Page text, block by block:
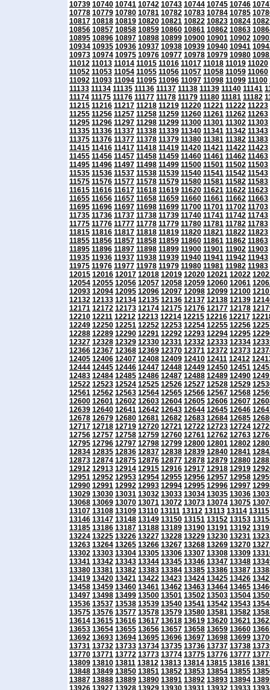
10739 10740 10741 10742 10743 10744 10745 10746
10778 10779 10780 10781 10782 10783 10784 10785
10817 10818 10819 10820 10821 10822 10823 10824
10856 10857 10858 10859 10860 10861 10862 10863
10895 10896 10897 10898 10899 10900 10901 10902
10934 10935 10936 10937 10938 10939 10940 10941
10973 10974 10975 10976 10977 10978 10979 10980
11012 11013 11014 11015 11016 11017 11018 11019 11020
11052 11053 11054 11055 11056 11057 11058 11059 11060
11092 11093 11094 11095 11096 11097 11098 11099 11100
11133 11134 11135 11136 11137 11138 11139 11140 11141
11174 11175 11176 11177 11178 11179 11180 11181 11182
11215 11216 11217 11218 11219 11220 11221 11222 11223
11255 11256 11257 11258 11259 11260 11261 11262 11263
11295 11296 11297 11298 11299 11300 11301 11302 11303
11335 11336 11337 11338 11339 11340 11341 11342 11343
11375 11376 11377 11378 11379 11380 11381 11382 11383
11415 11416 11417 11418 11419 11420 11421 11422 11423
11455 11456 11457 11458 11459 11460 11461 11462 11463
11495 11496 11497 11498 11499 11500 11501 11502 11503
11535 11536 11537 11538 11539 11540 11541 11542 11543
11575 11576 11577 11578 11579 11580 11581 11582 11583
11615 11616 11617 11618 11619 11620 11621 11622 11623
11655 11656 11657 11658 11659 11660 11661 11662 11663
11695 11696 11697 11698 11699 11700 11701 11702 11703
11735 11736 11737 11738 11739 11740 11741 11742 11743
11775 11776 11777 11778 11779 11780 11781 11782 11783
11815 11816 11817 11818 11819 11820 11821 11822 11823
11855 11856 11857 11858 11859 11860 11861 11862 11863
11895 11896 11897 11898 11899 11900 11901 11902 11903
11935 11936 11937 11938 11939 11940 11941 11942 11943
11975 11976 11977 11978 11979 11980 11981 11982 11983
12015 12016 12017 12018 12019 12020 12021 12022
12054 12055 12056 12057 12058 12059 12060 12061
12093 12094 12095 12096 12097 12098 12099 12100
12132 12133 12134 12135 12136 12137 12138 12139
12171 12172 12173 12174 12175 12176 12177 12178
12210 12211 12212 12213 12214 12215 12216 12217
12249 12250 12251 12252 12253 12254 12255 12256
12288 12289 12290 12291 12292 12293 12294 12295
12327 12328 12329 12330 12331 12332 12333 12334
12366 12367 12368 12369 12370 12371 12372 12373
12405 12406 12407 12408 12409 12410 12411 12412
12444 12445 12446 12447 12448 12449 12450 12451
12483 12484 12485 12486 12487 12488 12489 12490
12522 12523 12524 12525 12526 12527 12528 12529
12561 12562 12563 12564 12565 12566 12567 12568
12600 12601 12602 12603 12604 12605 12606 12607
12639 12640 12641 12642 12643 12644 12645 12646
12678 12679 12680 12681 12682 12683 12684 12685
12717 12718 12719 12720 12721 12722 12723 12724
12756 12757 12758 12759 12760 12761 12762 12763
12795 12796 12797 12798 12799 12800 12801 12802
12834 12835 12836 12837 12838 12839 12840 12841
12873 12874 12875 12876 12877 12878 12879 12880
12912 12913 12914 12915 12916 12917 12918 12919
12951 12952 12953 12954 12955 12956 12957 12958
12990 12991 12992 12993 12994 12995 12996 12997
13029 13030 13031 13032 13033 13034 13035 13036
13068 13069 13070 13071 13072 13073 13074 13075
13107 13108 13109 13110 13111 13112 13113 13114 13115
13146 13147 13148 13149 13150 13151 13152 13153
13185 13186 13187 13188 13189 13190 13191 13192
13224 13225 13226 13227 13228 13229 13230 13231
13263 13264 13265 13266 13267 13268 13269 13270
13302 13303 13304 13305 13306 13307 13308 13309
13341 13342 13343 13344 13345 13346 13347 13348
13380 13381 13382 13383 13384 13385 13386 13387
13419 13420 13421 13422 13423 13424 13425 13426
13458 13459 13460 13461 13462 13463 13464 13465
13497 13498 13499 13500 13501 13502 13503 13504
13536 13537 13538 13539 13540 13541 13542 13543
13575 13576 13577 13578 13579 13580 13581 13582
13614 13615 13616 13617 13618 13619 13620 13621
13653 13654 13655 13656 13657 13658 13659 13660
13692 13693 13694 13695 13696 13697 13698 13699
13731 13732 13733 13734 13735 13736 13737 13738
13770 13771 13772 13773 13774 13775 13776 13777
13809 13810 13811 13812 13813 13814 13815 13816
13848 13849 13850 13851 13852 13853 13854 13855
13887 13888 13889 13890 13891 13892 13893 13894
13926 13927 13928 13929 13930 13931 13932 13933